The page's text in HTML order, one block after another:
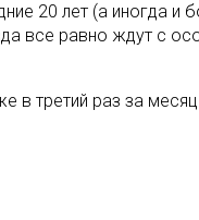
20 лет (а иногда и
все равно ждут с
в третий раз за